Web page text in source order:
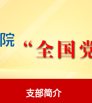
支部简介